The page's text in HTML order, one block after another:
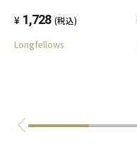
1,728 (税込)
Longfellows